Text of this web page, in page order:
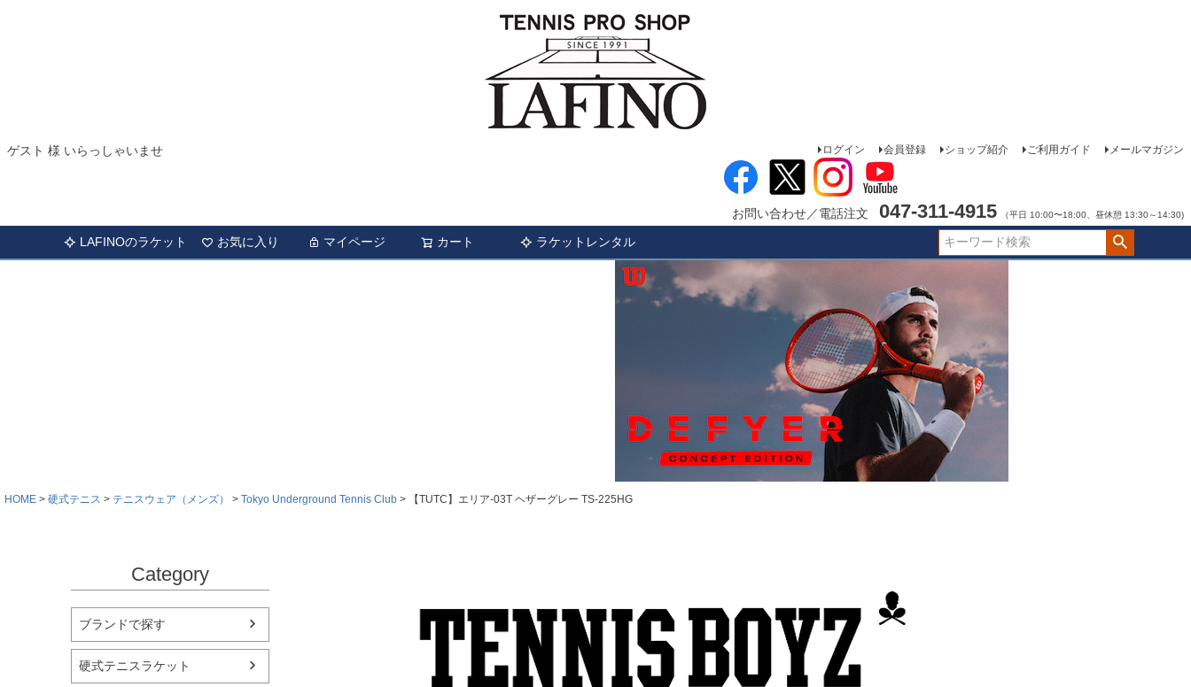
ゲスト 様 いらっしゃいませ ログイン 会員登録 ショップ紹介 ご利用ガイド メールマガジン
お問い合わせ／電話注文 047-311-4915 （平日 10:00〜18:00、昼休憩 13:30～14:30)
LAFINOのラケット お気に入り マイページ カート ラケットレンタル
HOME 硬式テニス テニスウェア（メンズ） Tokyo Underground Tennis Club 【TUTC】エリア-03T ヘザーグレー TS-225HG
Category
ブランドで探す
硬式テニスラケット